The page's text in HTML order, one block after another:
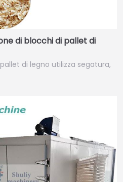
di blocchi di pallet di
di legno utilizza segatura,